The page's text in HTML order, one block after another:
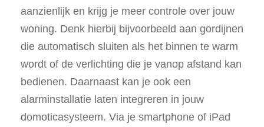
aanzienlijk en krijg je meer controle over jouw
woning. Denk hierbij bijvoorbeeld aan gordijnen
die automatisch sluiten als het binnen te warm
wordt of de verlichting die je vanop afstand kan
bedienen. Daarnaast kan je ook een
alarminstallatie laten integreren in jouw
domoticasysteem. Via je smartphone of iPad